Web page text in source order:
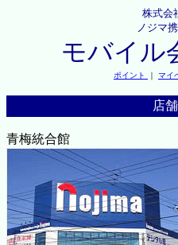
株式会
ノジマ
モバイル
ポイント ｜ マイ
店
青梅統合館